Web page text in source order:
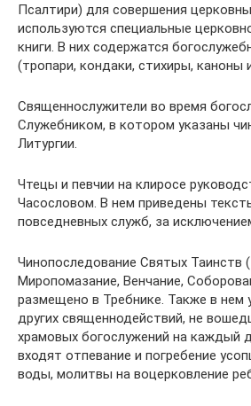
Псалтири) для совершения
используются специальные
книги. В них содержатся
(тропари, кондаки, стихиры, каноны
Священнослужители во время
Служебником, в котором указаны
Литургии.
Чтецы и певчии на клиросе
Часословом. В нем приведены
повседневных служб, за
Чинопоследование Святых Таинств
Миропомазание, Венчание,
размещено в Требнике. Также в нем
других священнодействий, не
храмовых богослужений на каждый
входят отпевание и погребение
воды, молитвы на воцерковление